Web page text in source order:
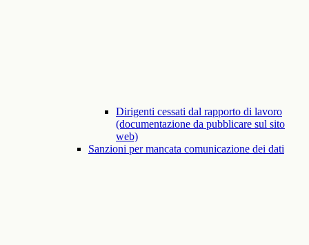
Dirigenti cessati dal rapporto di lavoro
(documentazione da pubblicare sul sito
web)
Sanzioni per mancata comunicazione dei dati